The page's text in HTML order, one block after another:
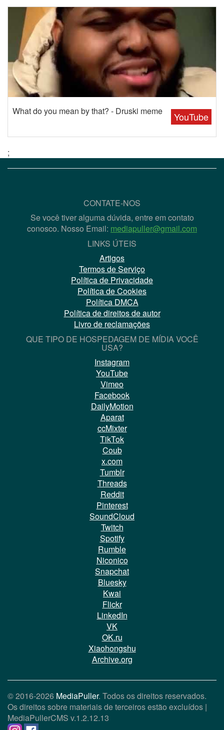
YouTube
What do you mean by that? - Druski meme
;
CONTATE-NOS
Se você tiver alguma dúvida, entre em contato
conosco. Nosso Email: mediapuller@gmail.com
LINKS ÚTEIS
Artigos
Termos de Serviço
Política de Privacidade
Política de Cookies
Política DMCA
Política de direitos de autor
Livro de reclamações
QUE TIPO DE HOSPEDAGEM DE MÍDIA VOCÊ
USA?
Instagram
YouTube
Vimeo
Facebook
DailyMotion
Aparat
ccMixter
TikTok
Coub
x.com
Tumblr
Threads
Reddit
Pinterest
SoundCloud
Twitch
Spotify
Rumble
Niconico
Snapchat
Bluesky
Kwai
Flickr
LinkedIn
VK
OK.ru
Xiaohongshu
Archive.org
© 2016-2026 MediaPuller. Todos os direitos reservados.
Os direitos sobre materiais de terceiros estão excluídos |
MediaPullerCMS v.1.2.12.13